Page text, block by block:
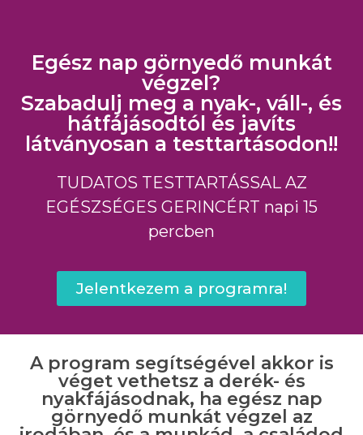
Egész nap görnyedő munkát
végzel?
Szabadulj meg a nyak-, váll-, és
hátfájásodtól és javíts
látványosan a testtartásodon!!
TUDATOS TESTTARTÁSSAL AZ
EGÉSZSÉGES GERINCÉRT napi 15
percben
Jelentkezem a programra!
A program segítségével akkor is
véget vethetsz a derék- és
nyakfájásodnak, ha egész nap
görnyedő munkát végzel az